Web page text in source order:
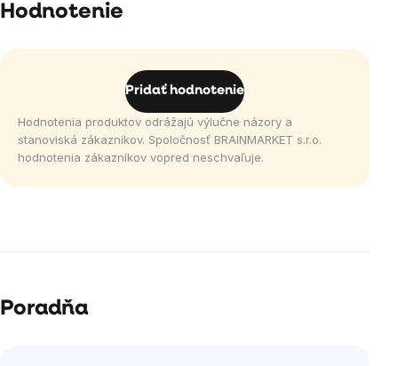
Hodnotenie
Pridať hodnotenie
Hodnotenia produktov odrážajú výlučne názory a
stanoviská zákazníkov. Spoločnosť BRAINMARKET s.r.o.
hodnotenia zákazníkov vopred neschvaľuje.
Poradňa